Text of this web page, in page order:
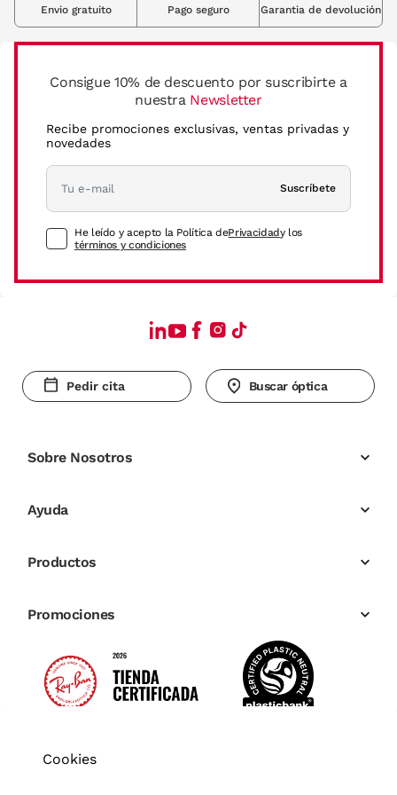
Consigue 10% de descuento por suscribirte a
nuestra Newsletter
Recibe promociones exclusivas, ventas privadas y
novedades
Suscríbete
He leído y acepto la Política dePrivacidady los
términos y condiciones
Envio gratuito Pago seguro Garantia de devolución
Pedir cita Buscar óptica
Sobre Nosotros
Ayuda
Productos
Promociones
Cookies